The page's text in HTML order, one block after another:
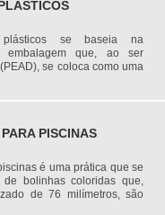
se baseia na
embalagem que, ao ser
se coloca como uma
PISCINAS
é uma prática que se
bolinhas coloridas que,
de 76 milímetros, são